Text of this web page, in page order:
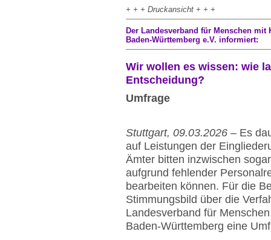
+ + + Druckansicht + + +
Der Landesverband für Menschen
Baden-Württemberg e.V. informiert:
Wir wollen es wissen: wie
Entscheidung?
Umfrage
Stuttgart, 09.03.2026 – Es
auf Leistungen der
Ämter bitten inzwischen
aufgrund fehlender
bearbeiten können. Für die
Stimmungsbild über die
Landesverband für
Baden-Württemberg eine